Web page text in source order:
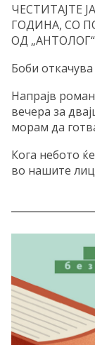
ЧЕСТИТАЈТЕ
ГОДИНА, СО
ОД „АНТОЛОГ“
Боби
Напрајв
вечера за
морам да
Кога небото
во нашите